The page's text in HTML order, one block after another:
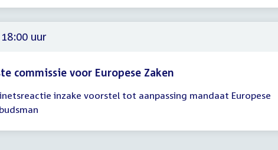
uur
commissie voor Europese Zaken
inzake voorstel tot aanpassing mandaat Europese